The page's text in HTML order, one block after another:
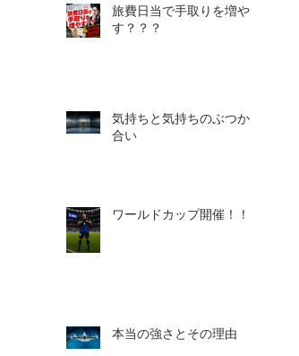
旅費日当で手取りを増や
す？？？
気持ちと気持ちのぶつかり
合い
ワールドカップ開催！！！
本当の強さとその理由